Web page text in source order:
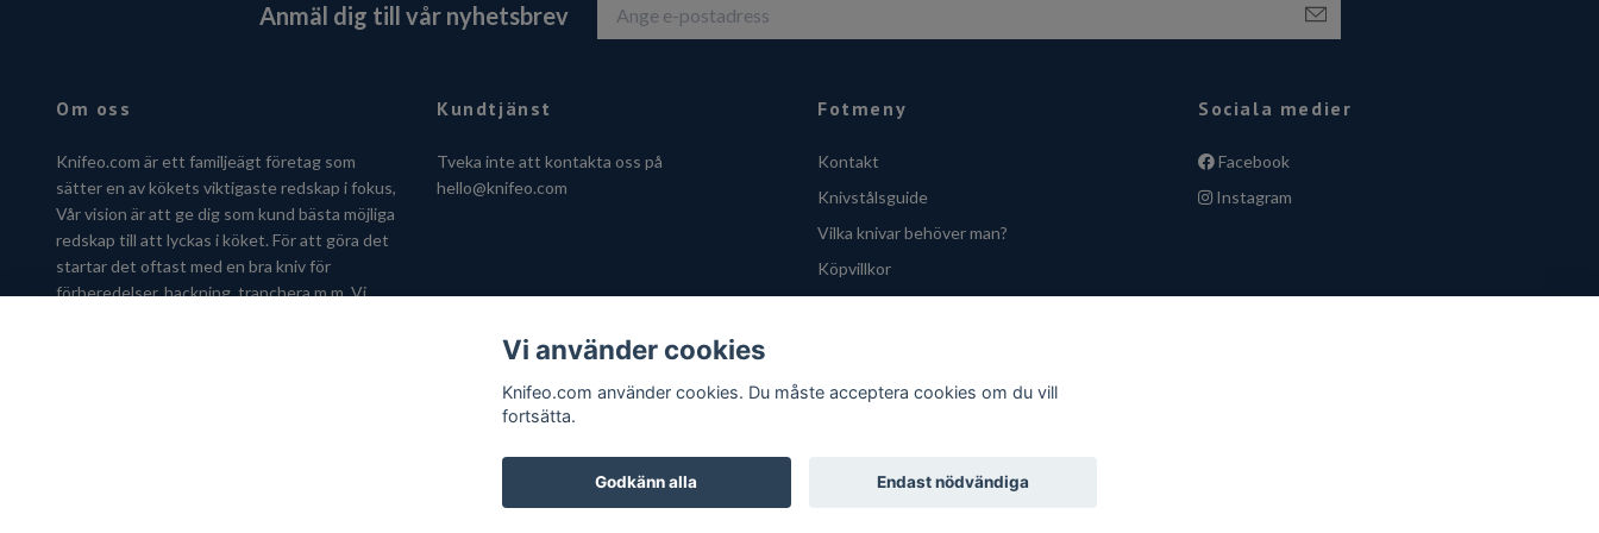
Anmäl dig till vår nyhetsbrev
Om oss
Knifeo.com är ett familjeägt företag som
sätter en av kökets viktigaste redskap i fokus,
Vår vision är att ge dig som kund bästa möjliga
redskap till att lyckas i köket. För att göra det
startar det oftast med en bra kniv för
förberedelser, hackning, tranchera m.m. Vi
Kundtjänst
Tveka inte att kontakta oss på
hello@knifeo.com
Fotmeny
Kontakt
Knivstålsguide
Vilka knivar behöver man?
Köpvillkor
Sociala medier
Facebook
Instagram
Vi använder cookies
Knifeo.com använder cookies. Du måste acceptera cookies om du vill
fortsätta.
Godkänn alla Endast nödvändiga